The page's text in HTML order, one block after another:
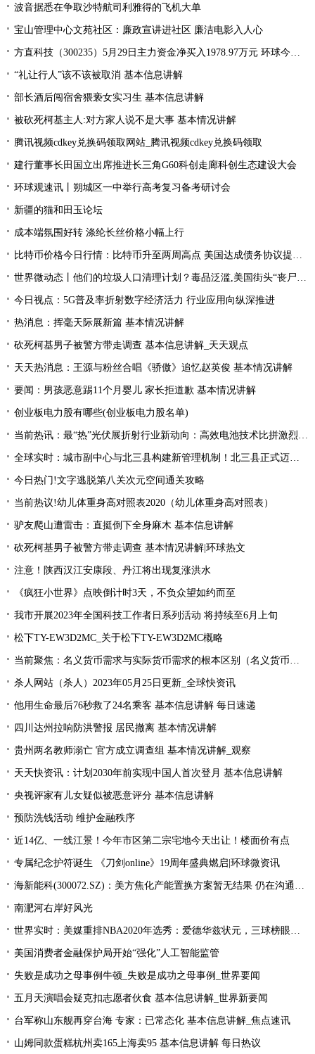
波音据悉在争取沙特航司利雅得的飞机大单
宝山管理中心文苑社区：廉政宣讲进社区 廉洁电影入人心
方直科技（300235）5月29日主力资金净买入1978.97万元 环球今亮点
“礼让行人”该不该被取消 基本信息讲解
部长酒后闯宿舍猥亵女实习生 基本信息讲解
被砍死柯基主人:对方家人说不是大事 基本情况讲解
腾讯视频cdkey兑换码领取网站_腾讯视频cdkey兑换码领取
建行董事长田国立出席推进长三角G60科创走廊科创生态建设大会
环球观速讯丨朔城区一中举行高考复习备考研讨会
新疆的猫和田玉论坛
成本端氛围好转 涤纶长丝价格小幅上行
比特币价格今日行情：比特币升至两周高点 美国达成债务协议提振风险偏好
世界微动态丨他们的垃圾人口清理计划？毒品泛滥,美国街头“丧尸”遍地 白宫:新兴威胁
今日视点：5G普及率折射数字经济活力 行业应用向纵深推进
热消息：挥毫天际展新篇 基本情况讲解
砍死柯基男子被警方带走调查 基本信息讲解_天天观点
天天热消息：王源与粉丝合唱《骄傲》追忆赵英俊 基本情况讲解
要闻：男孩恶意踢11个月婴儿 家长拒道歉 基本情况讲解
创业板电力股有哪些(创业板电力股名单)
当前热讯：最“热”光伏展折射行业新动向：高效电池技术比拼激烈 光伏厂商掘金第二赛道
全球实时：城市副中心与北三县构建新管理机制！北三县正式迈入“北京管理”时代！
今日热门!文字逃脱第八关次元空间通关攻略
当前热议!幼儿体重身高对照表2020（幼儿体重身高对照表）
驴友爬山遭雷击：直挺倒下全身麻木 基本信息讲解
砍死柯基男子被警方带走调查 基本情况讲解|环球热文
注意！陕西汉江安康段、丹江将出现复涨洪水
《疯狂小世界》点映倒计时3天，不负众望如约而至
我市开展2023年全国科技工作者日系列活动 将持续至6月上旬
松下TY-EW3D2MC_关于松下TY-EW3D2MC概略
当前聚焦：名义货币需求与实际货币需求的根本区别（名义货币需求与实际货币需求）
杀人网站（杀人）2023年05月25日更新_全球快资讯
他用生命最后76秒救了24名乘客 基本信息讲解 每日速递
四川达州拉响防洪警报 居民撤离 基本情况讲解
贵州两名教师溺亡 官方成立调查组 基本情况讲解_观察
天天快资讯：计划2030年前实现中国人首次登月 基本信息讲解
央视评家有儿女疑似被恶意评分 基本信息讲解
预防洗钱活动 维护金融秩序
近14亿、一线江景！今年市区第二宗宅地今天出让！楼面价有点
专属纪念护符诞生 《刀剑online》19周年盛典燃启|环球微资讯
海新能科(300072.SZ)：美方焦化产能置换方案暂无结果 仍在沟通过程中|环球观点
南淝河右岸好风光
世界实时：美媒重排NBA2020年选秀：爱德华兹状元，三球榜眼，哈里伯顿探花
美国消费者金融保护局开始“强化”人工智能监管
失败是成功之母事例牛顿_失败是成功之母事例_世界要闻
五月天演唱会疑克扣志愿者伙食 基本信息讲解_世界新要闻
台军称山东舰再穿台海 专家：已常态化 基本信息讲解_焦点速讯
山姆同款蛋糕杭州卖165上海卖95 基本信息讲解 每日热议